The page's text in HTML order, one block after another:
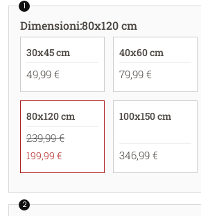
1
Dimensioni:80x120 cm
30x45 cm
49,99 €
40x60 cm
79,99 €
80x120 cm
239,99 €
199,99 €
100x150 cm
346,99 €
2